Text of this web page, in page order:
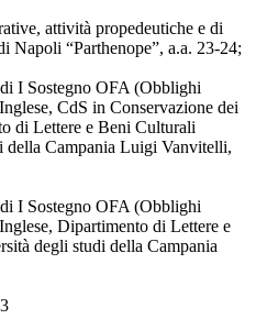
attività propedeutiche e di
Napoli “Parthenope”, a.a. 23-24;
I Sostegno OFA (Obblighi
CdS in Conservazione dei
di Lettere e Beni Culturali
Campania Luigi Vanvitelli,
I Sostegno OFA (Obblighi
Dipartimento di Lettere e
degli studi della Campania